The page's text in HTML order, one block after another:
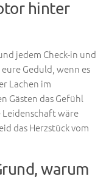
hinter
jedem Check-in und
Geduld, wenn es
Lachen im
Gästen das Gefühl
Leidenschaft wäre
das Herzstück vom
warum